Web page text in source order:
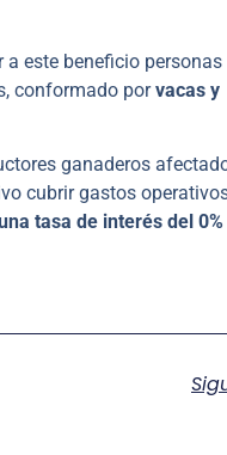
a este beneficio personas
conformado porvacas y
ganaderos
cubrir gastos
tasa de interés del 0%